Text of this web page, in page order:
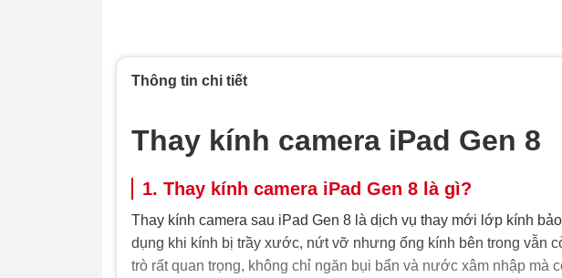
Thông tin chi tiết
Thay kính camera iPad Gen 8
1. Thay kính camera iPad Gen 8 là gì?
Thay kính camera sau iPad Gen 8 là dịch vụ thay mới lớp kính
dụng khi kính bị trầy xước, nứt vỡ nhưng ống kính bên trong vẫn
trò rất quan trọng, không chỉ ngăn bụi bẩn và nước xâm nhập mà